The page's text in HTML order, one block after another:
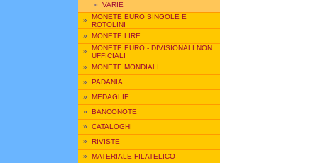
» VARIE
» MONETE EURO SINGOLE E
ROTOLINI
» MONETE LIRE
» MONETE EURO - DIVISIONALI NON
UFFICIALI
» MONETE MONDIALI
» PADANIA
» MEDAGLIE
» BANCONOTE
» CATALOGHI
» RIVISTE
» MATERIALE FILATELICO